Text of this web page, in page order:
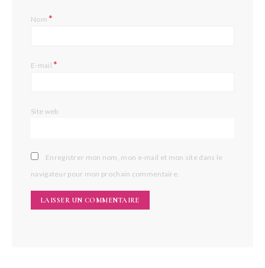
Nom*
E-mail*
Site web
Enregistrer mon nom, mon e-mail et mon site dans le
navigateur pour mon prochain commentaire.